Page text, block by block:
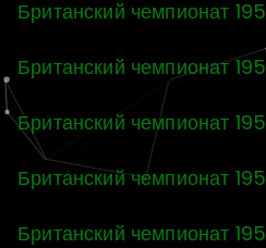
Британский чемпионат
Британский чемпионат
Британский чемпионат
Британский чемпионат
Британский чемпионат